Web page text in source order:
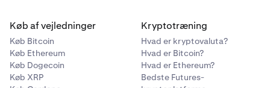
3
Du kan også indtaste et præcist beløb via
taltastaturet og derefter trykke påFærdig
Køb af vejledninger
Køb Bitcoin
Køb Ethereum
Køb Dogecoin
Køb XRP
Kryptotræning
Hvad er kryptovaluta?
Hvad er Bitcoin?
Hvad er Ethereum?
Bedste Futures-